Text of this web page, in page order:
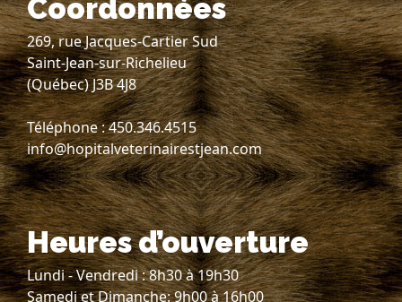
Coordonnées
269, rue Jacques-Cartier Sud
Saint-Jean-sur-Richelieu
(Québec) J3B 4J8
Téléphone : 450.346.4515
info@hopitalveterinairestjean.com
Heures d’ouverture
Lundi - Vendredi : 8h30 à 19h30
Samedi et Dimanche: 9h00 à 16h00